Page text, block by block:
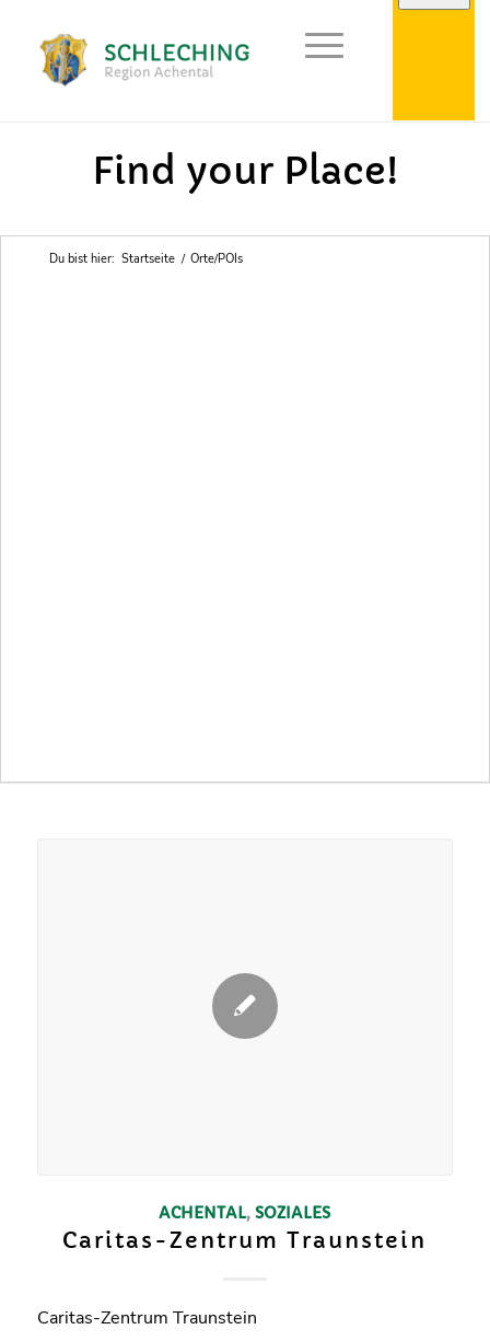
Du bist hier: Startseite / Orte/POIs
Find your Place!
ACHENTAL,SOZIALES
Caritas-Zentrum Traunstein
Caritas-Zentrum Traunstein